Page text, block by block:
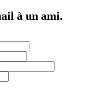
à un ami.